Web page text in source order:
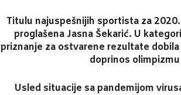
Titulu najuspešnijih sportista za
proglašena Jasna Šekarić. U
priznanje za ostvarene rezultate
doprinos
Usled situacije sa pandemijom